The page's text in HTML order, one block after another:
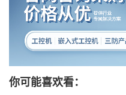
你可能喜欢看：